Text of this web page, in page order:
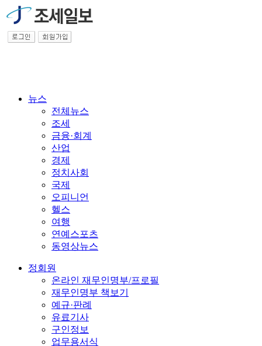
뉴스
전체뉴스
조세
금융·회계
산업
경제
정치사회
국제
오피니언
헬스
여행
연예스포츠
동영상뉴스
정회원
온라인 재무인명부/프로필
재무인명부 책보기
예규·판례
유료기사
구인정보
업무용서식